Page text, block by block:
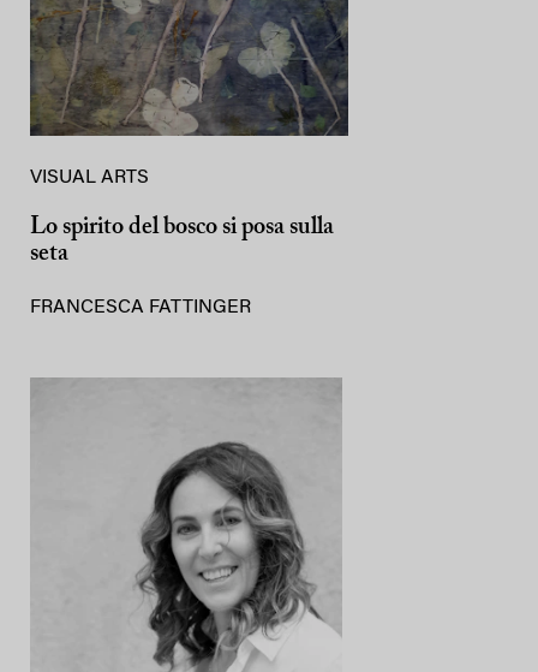
VISUAL ARTS
Lo spirito del bosco si posa sulla
seta
FRANCESCA FATTINGER